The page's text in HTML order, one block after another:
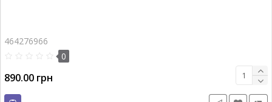
464276966
0
890.00 грн